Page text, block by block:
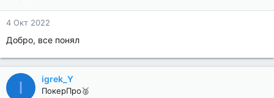
4 Окт 2022
Добро, все понял
I igrek_Y
ПокерПро🥈